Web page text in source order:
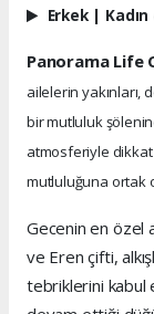
Erkek | Kadın
Panorama Life
ailelerin yakınları,
bir mutluluk
atmosferiyle
mutluluğuna ortak
Gecenin en özel
ve Eren çifti,
tebriklerini kabul